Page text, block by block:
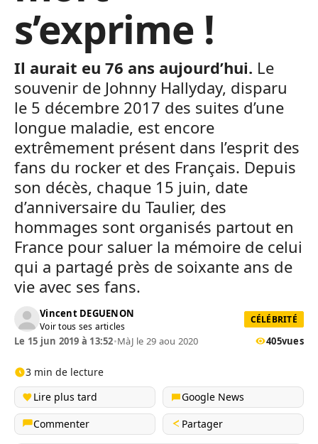
s’exprime !
Il aurait eu 76 ans aujourd’hui. Le
souvenir de Johnny Hallyday, disparu
le 5 décembre 2017 des suites d’une
longue maladie, est encore
extrêmement présent dans l’esprit des
fans du rocker et des Français. Depuis
son décès, chaque 15 juin, date
d’anniversaire du Taulier, des
hommages sont organisés partout en
France pour saluer la mémoire de celui
qui a partagé près de soixante ans de
vie avec ses fans.
Vincent DEGUENON
Voir tous ses articles
CÉLÉBRITÉ
Le 15 jun 2019 à 13:52•MàJ le 29 aou 2020 405vues
3 min de lecture
Lire plus tard
Google News
Commenter
Partager